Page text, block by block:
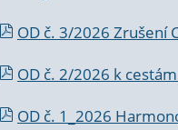
OD č. 3/2026 Zrušení
OD č. 2/2026 k
OD č. 1_2026